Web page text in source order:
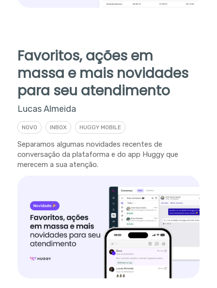
Favoritos, ações em
massa e mais novidades
para seu atendimento
Lucas Almeida
NOVO INBOX HUGGY MOBILE
Separamos algumas novidades recentes de
conversação da plataforma e do app Huggy que
merecem a sua atenção.